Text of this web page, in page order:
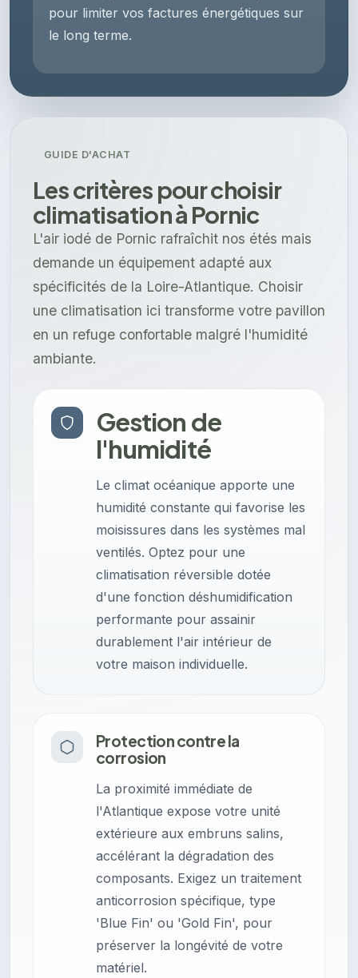
pour limiter vos factures énergétiques sur
le long terme.
GUIDE D'ACHAT
Les critères pour choisir
climatisation à Pornic
L'air iodé de Pornic rafraîchit nos étés mais
demande un équipement adapté aux
spécificités de la Loire-Atlantique. Choisir
une climatisation ici transforme votre pavillon
en un refuge confortable malgré l'humidité
ambiante.
Gestion de
l'humidité
Le climat océanique apporte une
humidité constante qui favorise les
moisissures dans les systèmes mal
ventilés. Optez pour une
climatisation réversible dotée
d'une fonction déshumidification
performante pour assainir
durablement l'air intérieur de
votre maison individuelle.
Protection contre la
corrosion
La proximité immédiate de
l'Atlantique expose votre unité
extérieure aux embruns salins,
accélérant la dégradation des
composants. Exigez un traitement
anticorrosion spécifique, type
'Blue Fin' ou 'Gold Fin', pour
préserver la longévité de votre
matériel.